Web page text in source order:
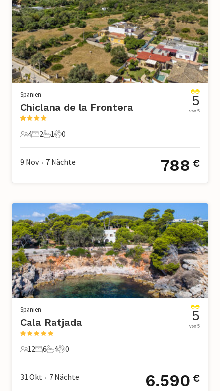
Spanien
Chiclana de la Frontera
4 Gäste
4
2 Schlafzimmer
2
1 Badezimmer
1
0 Haustiere
0
5
von 5
9 Nov • 7 Nächte 788 €
Spanien
Cala Ratjada
12 Gäste
12
6 Schlafzimmer
6
4 Badezimmer
4
0 Haustiere
0
5
von 5
31 Okt • 7 Nächte 6.590 €